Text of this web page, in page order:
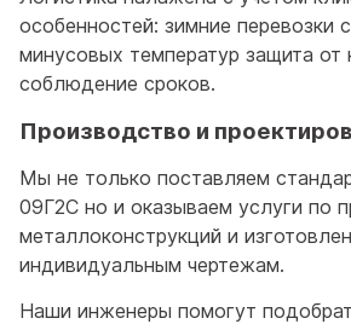
особенностей: зимние перевозки
минусовых температур защита от
соблюдение сроков.
Производство и
Мы не только поставляем
09Г2С но и оказываем услуги по
металлоконструкций и
индивидуальным чертежам.
Наши инженеры помогут